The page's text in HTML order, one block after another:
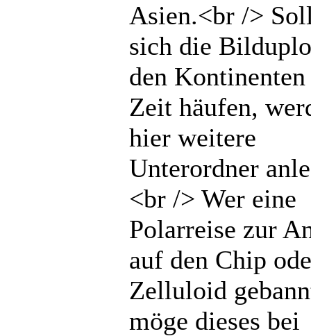
Asien.<br />
sich die
den
Zeit häufen,
hier weitere
Unterordner
<br /> Wer eine
Polarreise zur
auf den Chip
Zelluloid
möge dieses bei